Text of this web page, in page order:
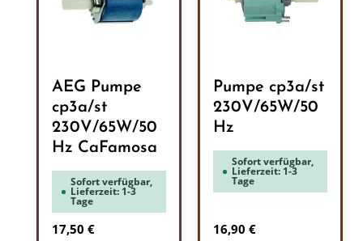
AEG Pumpe
cp3a/st
230V/65W/50
Hz CaFamosa
Sofort verfügbar,
Lieferzeit: 1-3
Tage
Regulärer Preis:
17,50 €
Pumpe cp3a/st
230V/65W/50
Hz
Sofort verfügbar,
Lieferzeit: 1-3
Tage
Regulärer Preis:
16,90 €